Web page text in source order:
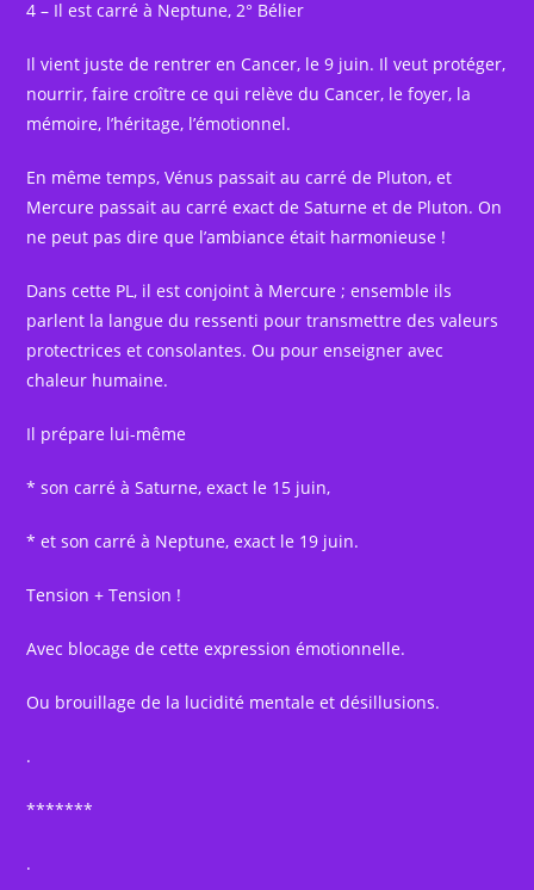
4 – Il est carré à Neptune, 2° Bélier
Il vient juste de rentrer en Cancer, le 9 juin. Il veut protéger,
nourrir, faire croître ce qui relève du Cancer, le foyer, la
mémoire, l’héritage, l’émotionnel.
En même temps, Vénus passait au carré de Pluton, et
Mercure passait au carré exact de Saturne et de Pluton. On
ne peut pas dire que l’ambiance était harmonieuse !
Dans cette PL, il est conjoint à Mercure ; ensemble ils
parlent la langue du ressenti pour transmettre des valeurs
protectrices et consolantes. Ou pour enseigner avec
chaleur humaine.
Il prépare lui-même
* son carré à Saturne, exact le 15 juin,
* et son carré à Neptune, exact le 19 juin.
Tension + Tension !
Avec blocage de cette expression émotionnelle.
Ou brouillage de la lucidité mentale et désillusions.
.
*******
.